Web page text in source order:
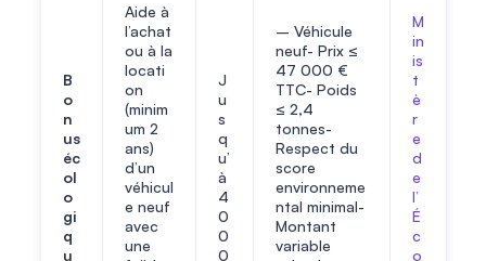
B
o
n
us
éc
ol
o
gi
q
u
Aide à
l’achat
ou à la
locati
on
(minim
um 2
ans)
d’un
véhicul
e neuf
avec
une
J
u
s
q
u’
à
4
0
0
0
– Véhicule
neuf- Prix ≤
47 000 €
TTC- Poids
≤ 2,4
tonnes-
Respect du
score
environneme
ntal minimal-
Montant
variable
M
in
is
t
è
r
e
d
e
l’
É
c
o